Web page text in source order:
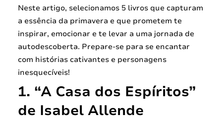
Neste artigo, selecionamos 5 livros que capturam
a essência da primavera e que prometem te
inspirar, emocionar e te levar a uma jornada de
autodescoberta. Prepare-se para se encantar
com histórias cativantes e personagens
inesquecíveis!
1. “A Casa dos Espíritos”
de Isabel Allende